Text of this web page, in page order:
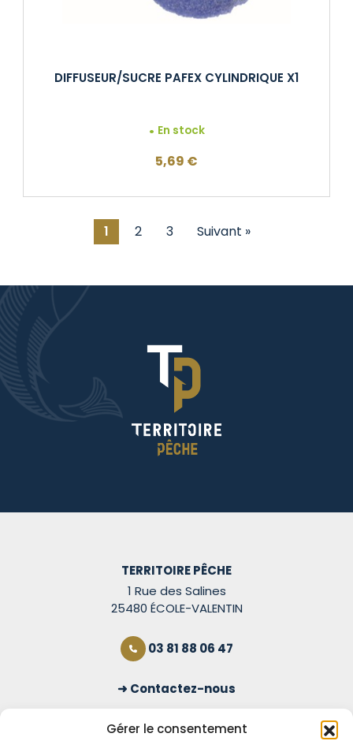
Gérer le consentement
1 2 3 Suivant »
DIFFUSEUR/SUCRE PAFEX CYLINDRIQUE X1
En stock
5,69 €
TERRITOIRE PÊCHE
1 Rue des Salines
25480 ÉCOLE-VALENTIN
03 81 88 06 47
Contactez-nous